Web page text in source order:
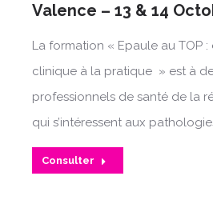
Valence – 13 & 14
La formation « Epaule au TOP
clinique à la pratique » est à
professionnels de santé de la
qui s’intéressent aux
Consulter